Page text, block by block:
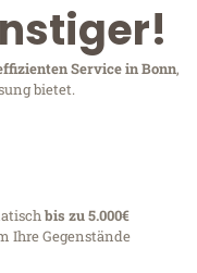
Service in Bonn,
bietet.
bis zu 5.000€
Ihre Gegenstände